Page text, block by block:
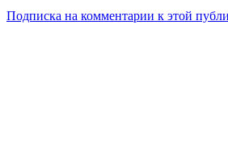
Подписка на комментарии к этой